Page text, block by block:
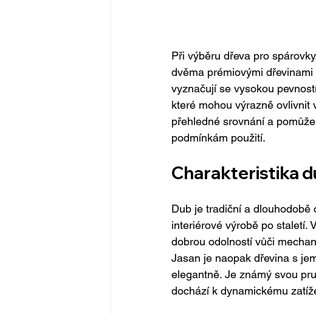
Při výběru dřeva pro
dvěma prémiovými
vyznačují se vysokou
které mohou výrazně ovlivnit
přehledné srovnání a
podmínkám použití.
Charakteristika
Dub je tradiční a
interiérové výrobě po staletí.
dobrou odolností vůči
Jasan je naopak dřevina s
elegantně. Je známý svou
dochází k dynamickému